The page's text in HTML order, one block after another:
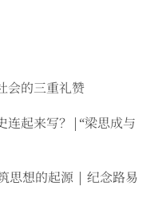
会的三重礼赞
连起来写？|“梁思成与
思想的起源 | 纪念路易